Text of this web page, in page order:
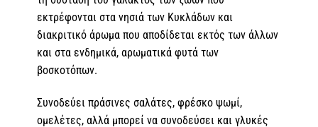
εκτρέφονται στα νησιά των Κυκλάδων και
διακριτικό άρωμα που αποδίδεται εκτός των άλλων
και στα ενδημικά, αρωματικά φυτά των
βοσκοτόπων.
Συνοδεύει πράσινες σαλάτες, φρέσκο ψωμί,
ομελέτες, αλλά μπορεί να συνοδεύσει και γλυκές